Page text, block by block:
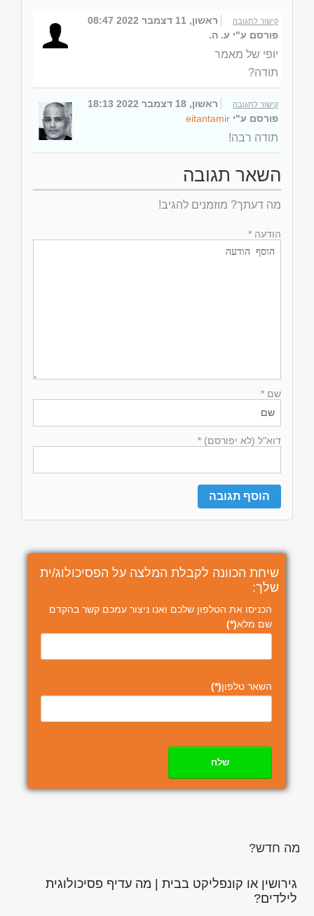
קישור לתגובה
ראשון, 11 דצמבר 2022 08:47
פורסם ע"י ע. ה.
יופי של מאמר
תודה?
קישור לתגובה
ראשון, 18 דצמבר 2022 18:13
פורסם ע"י eitantamir
תודה רבה!
השאר תגובה
מה דעתך? מוזמנים להגיב!
הודעה *
שם *
דוא"ל (לא יפורסם) *
שיחת הכוונה לקבלת המלצה על הפסיכולוג/ית
שלך:
הכניסו את הטלפון שלכם ואנו ניצור עמכם קשר בהקדם
שם מלא(*)
השאר טלפון(*)
שלח
מה חדש?
גירושין או קונפליקט בבית | מה עדיף פסיכולוגית
לילדים?